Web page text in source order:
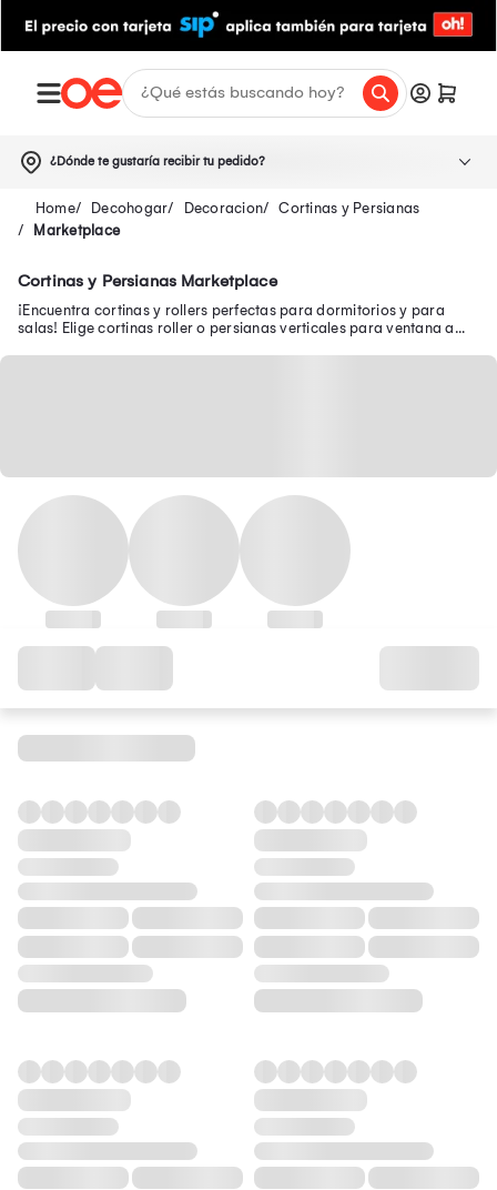
¿Dónde te gustaría recibir tu pedido?
Decohogar Decoracion
Cortinas y Persianas
Marketplace
Cortinas y Persianas Marketplace
¡Encuentra cortinas y rollers perfectas para dormitorios y para
salas! Elige cortinas roller o persianas verticales para ventana a